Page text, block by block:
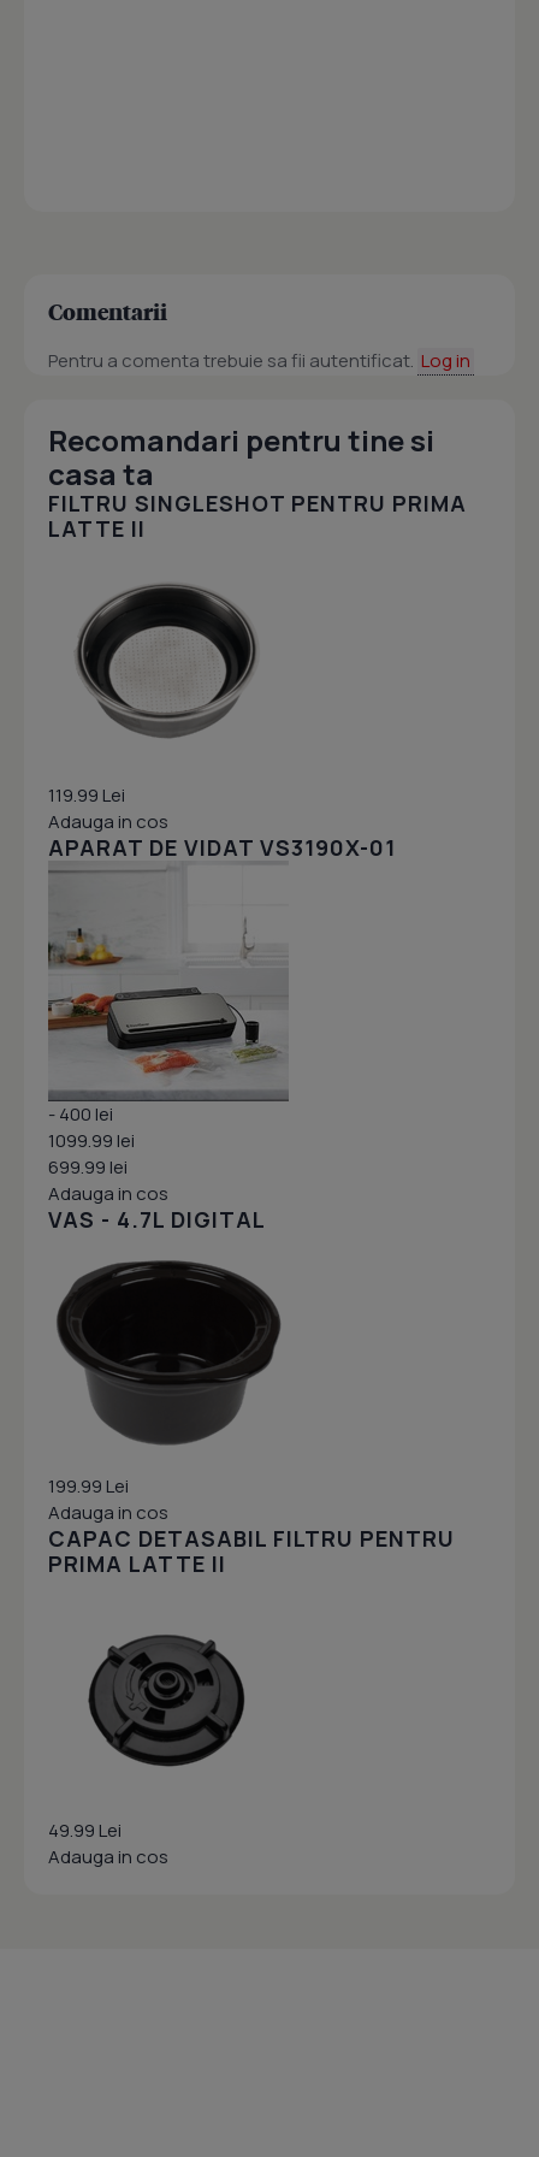
Comentarii
Pentru a comenta trebuie sa fii autentificat. Log in
Recomandari pentru tine si
casa ta
FILTRU SINGLESHOT PENTRU PRIMA
LATTE II
119.99 Lei
Adauga in cos
APARAT DE VIDAT VS3190X-01
- 400 lei
1099.99 lei
699.99 lei
Adauga in cos
VAS - 4.7L DIGITAL
199.99 Lei
Adauga in cos
CAPAC DETASABIL FILTRU PENTRU
PRIMA LATTE II
49.99 Lei
Adauga in cos